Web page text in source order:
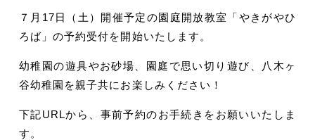
７月17日（土）開催予定の園庭開放教室「やきがやひ
ろば」の予約受付を開始いたします。
幼稚園の遊具やお砂場、園庭で思い切り遊び、八木ヶ
谷幼稚園を親子共にお楽しみください！
下記URLから、事前予約のお手続きをお願いいたしま
す。